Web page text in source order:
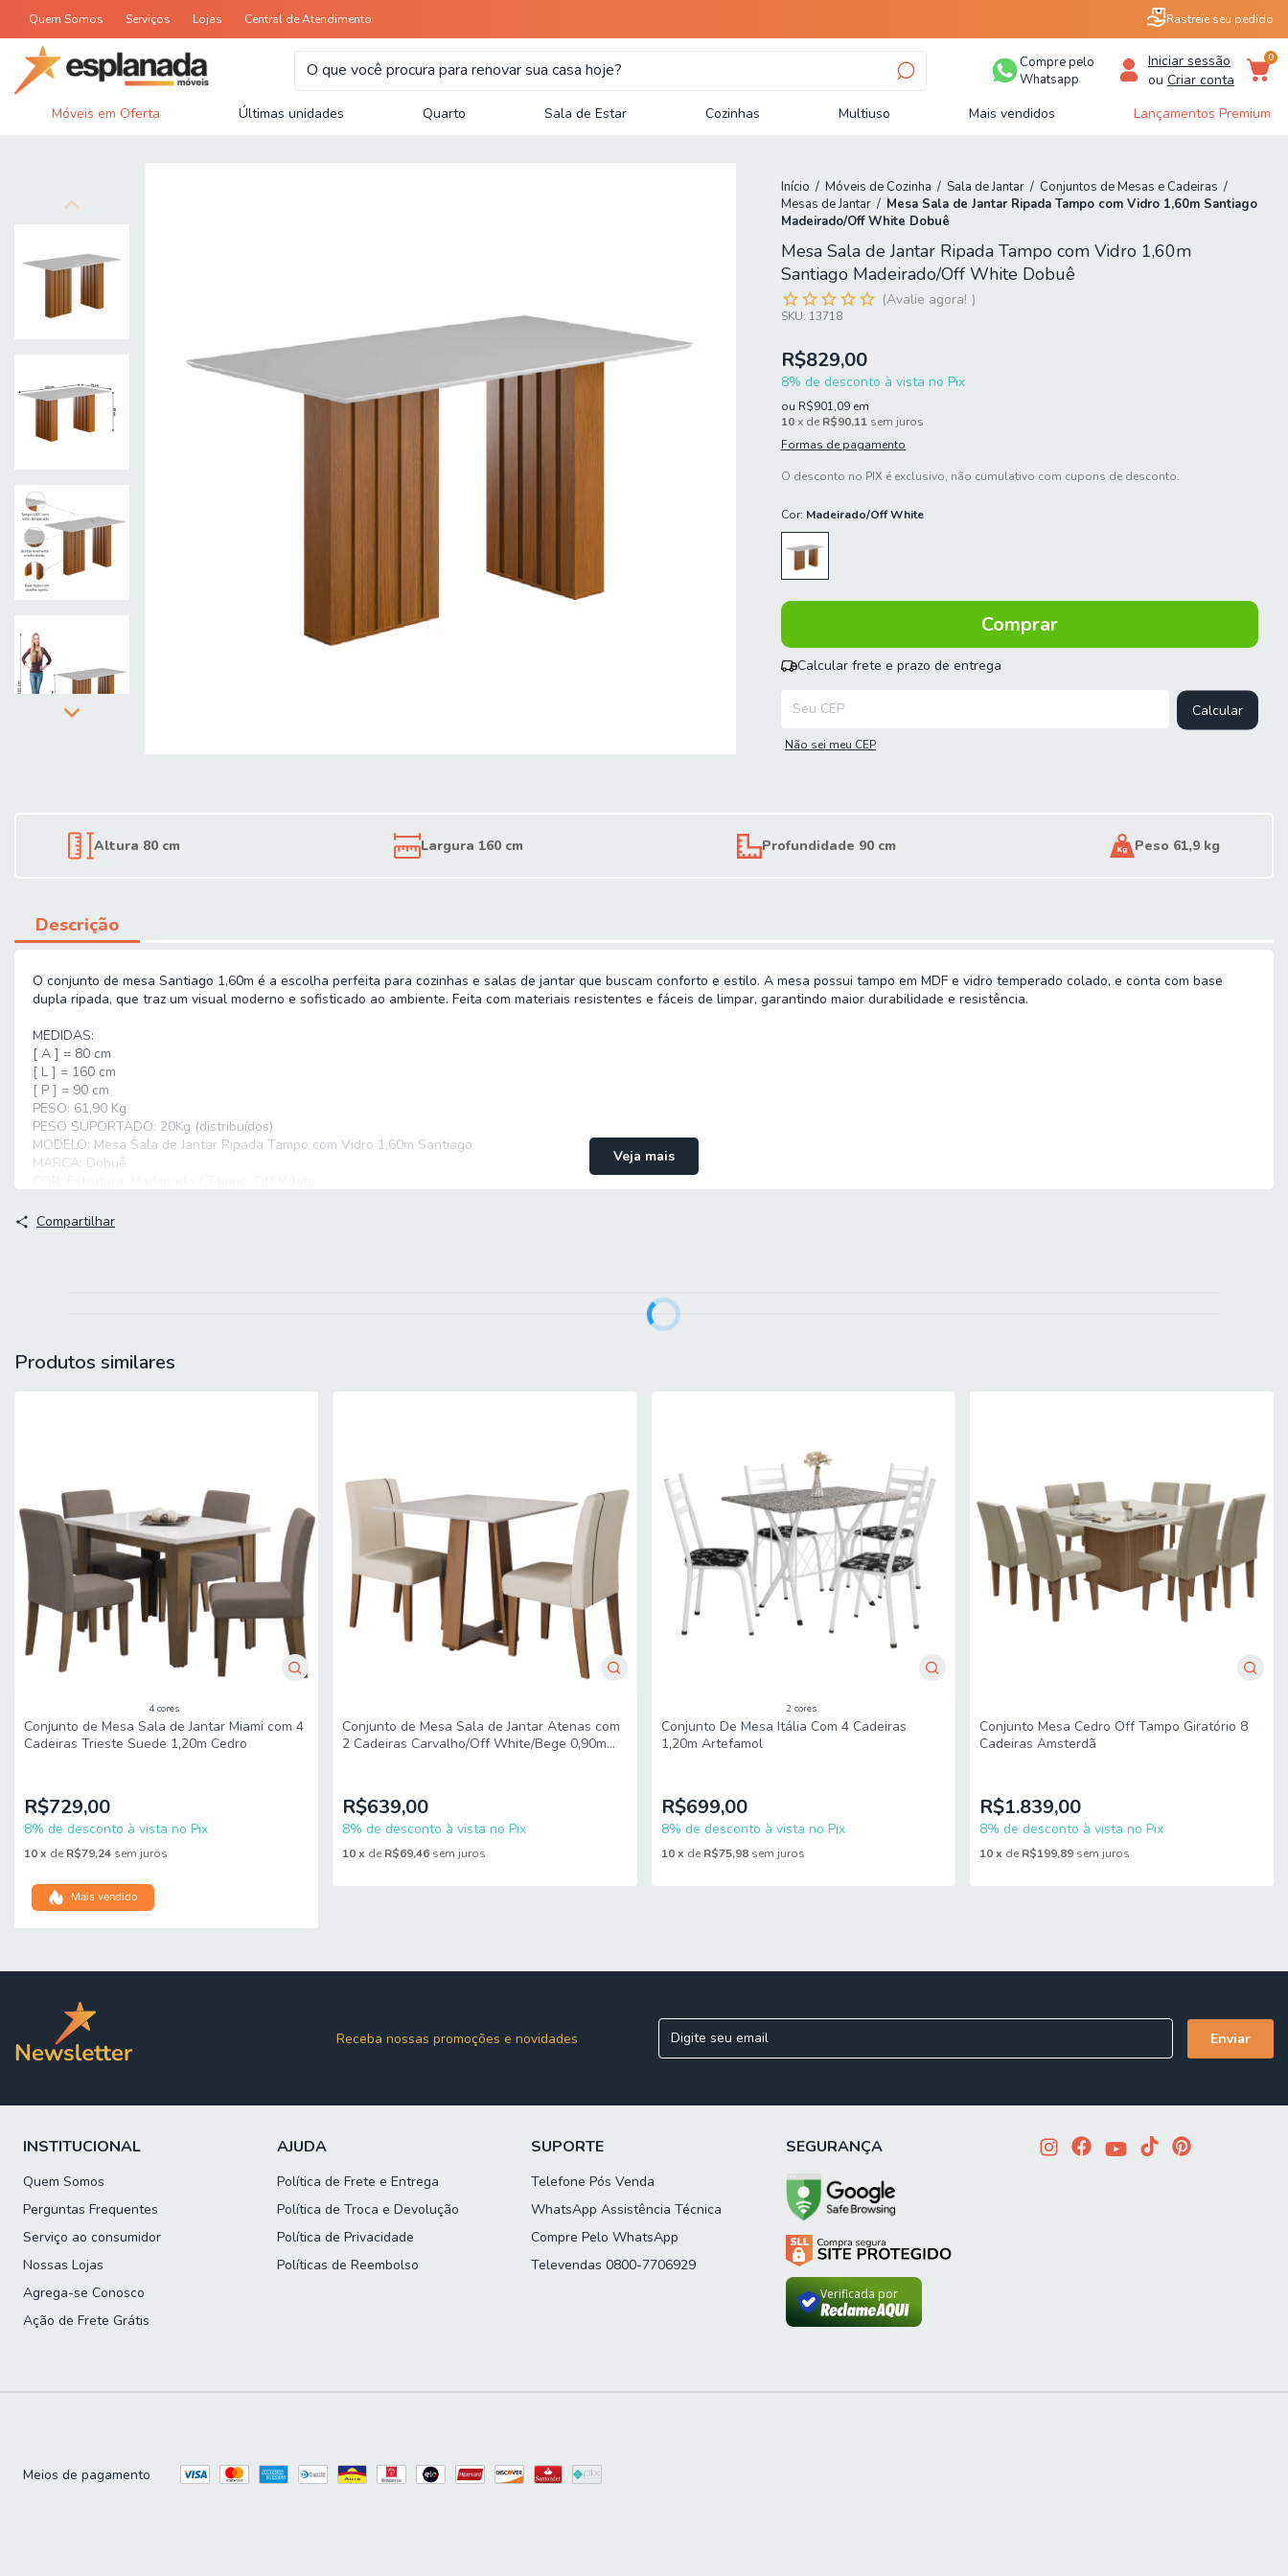
Quem Somos Serviços Lojas Central de Atendimento Rastreie seu pedido
Compre pelo
Whatsapp
Iniciar sessão
ou Criar conta
0
Móveis em Oferta Últimas unidades Quarto Sala de Estar Cozinhas Multiuso Mais vendidos Lançamentos Premium
Início / Móveis de Cozinha / Sala de Jantar / Conjuntos de Mesas e Cadeiras /
Mesas de Jantar / Mesa Sala de Jantar Ripada Tampo com Vidro 1,60m Santiago
Madeirado/Off White Dobuê
Mesa Sala de Jantar Ripada Tampo com Vidro 1,60m
Santiago Madeirado/Off White Dobuê
Avalie agora!
SKU: 13718
R$829,00
8% de desconto à vista no Pix
ou R$901,09 em
10x de R$90,11 sem juros
Formas de pagamento
O desconto no PIX é exclusivo, não cumulativo com cupons de desconto.
Cor: Madeirado/Off White
Calcular frete e prazo de entrega
Calcular
Não sei meu CEP
Altura 80 cm Largura 160 cm Profundidade 90 cm Peso 61,9 kg
Descrição
O conjunto de mesa Santiago 1,60m é a escolha perfeita para cozinhas e salas de jantar que buscam conforto e estilo. A mesa possui tampo em MDF e vidro temperado colado, e conta com base
dupla ripada, que traz um visual moderno e sofisticado ao ambiente. Feita com materiais resistentes e fáceis de limpar, garantindo maior durabilidade e resistência.
MEDIDAS:
[ A ] = 80 cm
[ L ] = 160 cm
[ P ] = 90 cm
PESO: 61,90 Kg
PESO SUPORTADO: 20Kg (distribuídos)
MODELO: Mesa Sala de Jantar Ripada Tampo com Vidro 1,60m Santiago
MARCA: Dobuê
ACABAMENTO: Pintura UV
INSTRUÇÕES E CUIDADOS: Limpar com pano levemente umedecido com água, não utilizar produtos abrasivos
Veja mais
Compartilhar
Produtos similares
4 cores
Conjunto de Mesa Sala de Jantar Miami com 4
Cadeiras Trieste Suede 1,20m Cedro
R$729,00
8% de desconto à vista no Pix
10x de R$79,24 sem juros
Mais vendido
Conjunto de Mesa Sala de Jantar Atenas com
2 Cadeiras Carvalho/Off White/Bege 0,90m
R$639,00
8% de desconto à vista no Pix
10 x de R$69,46 sem juros
2 cores
Conjunto De Mesa Itália Com 4 Cadeiras
1,20m Artefamol
R$699,00
8% de desconto à vista no Pix
10 x de R$75,98 sem juros
Conjunto Mesa Cedro Off Tampo Giratório 8
Cadeiras Amsterdã
R$1.839,00
8% de desconto à vista no Pix
10 x de R$199,89 sem juros
Receba nossas promoções e novidades
INSTITUCIONAL
Quem Somos
Perguntas Frequentes
Serviço ao consumidor
Nossas Lojas
Agrega-se Conosco
Ação de Frete Grátis
AJUDA
Política de Frete e Entrega
Política de Troca e Devolução
Política de Privacidade
Políticas de Reembolso
SUPORTE
Telefone Pós Venda
WhatsApp Assistência Técnica
Compre Pelo WhatsApp
Televendas 0800-7706929
SEGURANÇA
Verificada por
Meios de pagamento